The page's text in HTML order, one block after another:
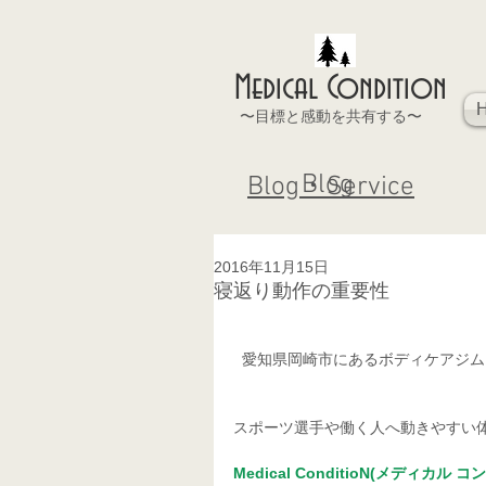
Medical Condition
〜目標と感動を共有する〜
Blog
Blog・Service
寝返り動作の重要性
2016年11月15日
愛知県岡崎市にあるボディケアジ
スポーツ選手や働く人へ動きやすい
Medical ConditioN(メディカル コ